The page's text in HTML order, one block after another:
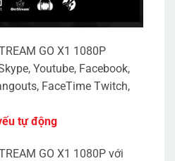
GO X1 1080P
Youtube, Facebook,
FaceTime Twitch,
tự động
GO X1 1080P với